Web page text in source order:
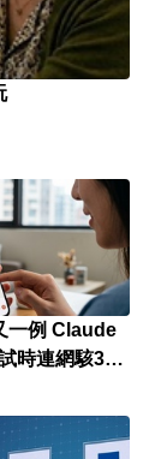
一例 Claude
時連網駭3公